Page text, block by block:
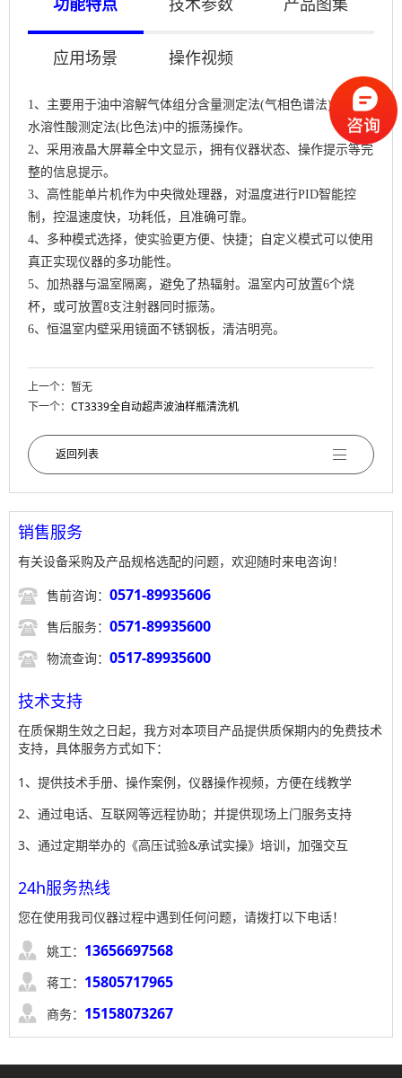
应用场景 操作视频
1、主要用于油中溶解气体组分含量测定法(气相色谱法)及油中
水溶性酸测定法(比色法)中的振荡操作。
2、采用液晶大屏幕全中文显示，拥有仪器状态、操作提示等完
整的信息提示。
3、高性能单片机作为中央微处理器，对温度进行PID智能控
制，控温速度快，功耗低，且准确可靠。
4、多种模式选择，使实验更方便、快捷；自定义模式可以使用
真正实现仪器的多功能性。
5、加热器与温室隔离，避免了热辐射。温室内可放置6个烧
杯，或可放置8支注射器同时振荡。
6、恒温室内壁采用镜面不锈钢板，清洁明亮。
上一个：暂无
下一个： CT3339全自动超声波油样瓶清洗机
返回列表
销售服务
有关设备采购及产品规格选配的问题，欢迎随时来电咨询！
 售前咨询： 0571-89935606
 售后服务： 0571-89935600
 物流查询： 0517-89935600
技术支持
在质保期生效之日起，我方对本项目产品提供质保期内的免费技术
支持，具体服务方式如下：
1、提供技术手册、操作案例，仪器操作视频，方便在线教学
2、通过电话、互联网等远程协助；并提供现场上门服务支持
3、通过定期举办的《高压试验&承试实操》培训，加强交互
24h服务热线
您在使用我司仪器过程中遇到任何问题，请拨打以下电话！
 姚工： 13656697568

蒋工： 15805717965

商务： 15158073267